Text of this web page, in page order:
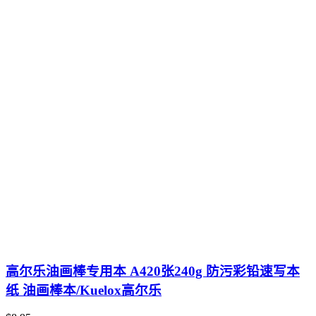
高尔乐油画棒专用本 A420张240g 防污彩铅速写本
纸 油画棒本/Kuelox高尔乐